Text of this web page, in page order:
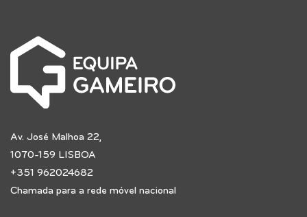
Av. José Malhoa 22,
1070-159 LISBOA
+351 962024682
Chamada para a rede móvel nacional